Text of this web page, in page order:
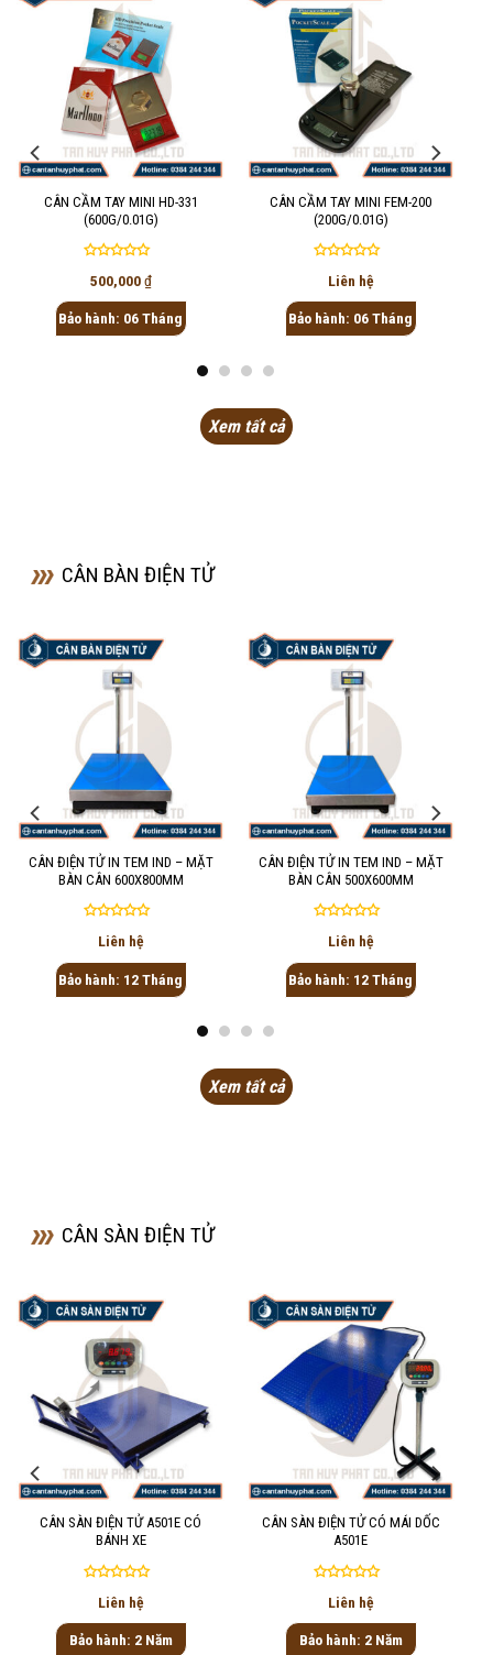
CÂN CẦM TAY MINI HD-331
(600G/0.01G)
Được
hạng
0
500,000₫
Bảo hành: 06 Tháng
CÂN CẦM TAY MINI FEM-200
(200G/0.01G)
Được
hạng
0
Liên hệ
Bảo hành: 06 Tháng
Xem tất cả
CÂN BÀN ĐIỆN TỬ
CÂN ĐIỆN TỬ IN TEM IND – MẶT
BÀN CÂN 600X800MM
Được
hạng
0
Liên hệ
Bảo hành: 12 Tháng
CÂN ĐIỆN TỬ IN TEM IND – MẶT
BÀN CÂN 500X600MM
Được
hạng
0
Liên hệ
Bảo hành: 12 Tháng
Xem tất cả
CÂN SÀN ĐIỆN TỬ
CÂN SÀN ĐIỆN TỬ A501E CÓ
BÁNH XE
Được
hạng
0
Liên hệ
Bảo hành: 2 Năm
CÂN SÀN ĐIỆN TỬ CÓ MÁI DỐC
A501E
Được
hạng
0
Liên hệ
Bảo hành: 2 Năm